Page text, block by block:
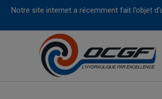
Notre site internet a récemment fait l’objet